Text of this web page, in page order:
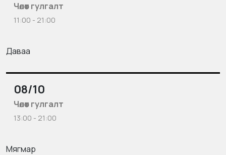
Чөлөөт гулгалт
11:00 - 21:00
Даваа
08/10
Чөлөөт гулгалт
13:00 - 21:00
Мягмар